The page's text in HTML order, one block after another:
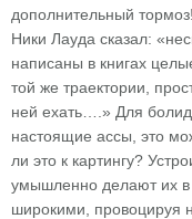
дополнительный
Ники Лауда сказал:
написаны в книгах
той же траектории,
ней ехать….» Для
настоящие ассы, это
ли это к картингу?
умышленно делают их в
широкими, провоцируя